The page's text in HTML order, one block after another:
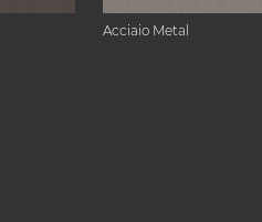
Acciaio Metal